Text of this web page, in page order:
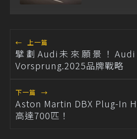
← 上一篇
擘劃Audi未來願景！
Vorsprung.2025品牌戰略
下一篇 →
Aston Martin DBX Plug-In
高達700匹！